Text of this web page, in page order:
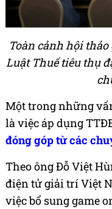
Toàn cảnh hội
Luật Thuế tiêu thụ
Một trong những
là việc áp dụng
đóng góp từ các
Theo ông Đỗ Việt
điện tử giải trí Việt
việc bổ sung game